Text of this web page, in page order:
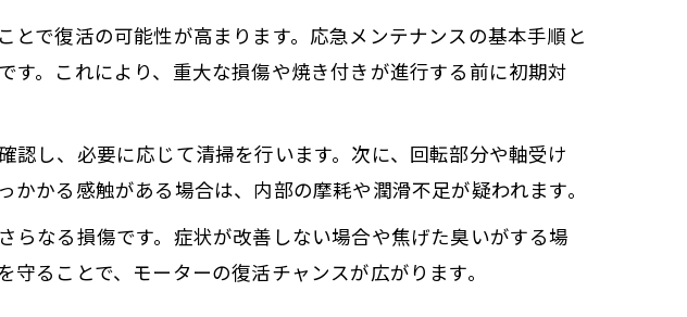
所と対策案
防ぐチェック法
ステップ
修理チェック手順
基礎作業とコツ
復旧方法
で復活の可能性が高まります。応急メンテナンスの基本手順と
。これにより、重大な損傷や焼き付きが進行する前に初期対
し、必要に応じて清掃を行います。次に、回転部分や軸受け
かる感触がある場合は、内部の摩耗や潤滑不足が疑われます。
なる損傷です。症状が改善しない場合や焦げた臭いがする場
ることで、モーターの復活チャンスが広がります。